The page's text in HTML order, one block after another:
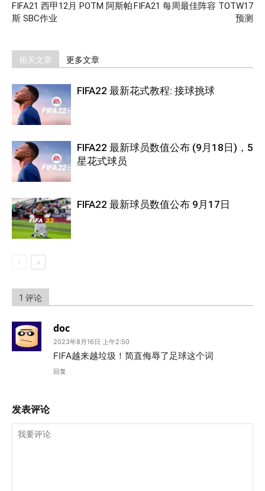
FIFA21 西甲12月 POTM 阿斯帕
斯 SBC作业
FIFA21 每周最佳阵容 TOTW17
预测
相关文章 更多文章
FIFA22 最新花式教程: 接球挑球
FIFA22 最新球员数值公布 (9月18日)，5
星花式球员
FIFA22 最新球员数值公布 9月17日
1 评论
doc
2023年8月16日 上午2:50
FIFA越来越垃圾！简直侮辱了足球这个词
回复
发表评论